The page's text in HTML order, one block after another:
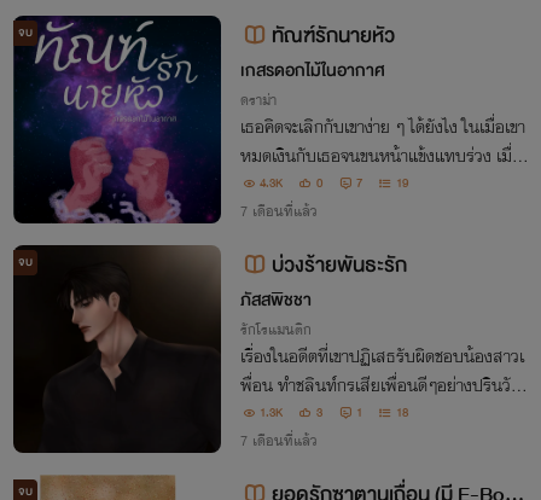
จบ ทัณฑ์รักนายหัว
เกสรดอกไม้ในอากาศ
ดราม่า
เธอคิดจะเลิกกับเขาง่าย ๆ ได้ยังไง ในเมื่อเขา
หมดเงินกับเธอจนขนหน้าแข้งแทบร่วง เมื่อเ
สียเงินเขาก็ต้องได้อะไรกลับมาบ้างสิ
4.3K 0 7 19
7 เดือนที่แล้ว
จบ บ่วงร้ายพันธะรัก
ภัสสพิชชา
รักโรแมนติก
เรื่องในอดีตที่เขาปฏิเสธรับผิดชอบน้องสาวเ
พื่อน ทำชลินท์กรเสียเพื่อนดีๆอย่างปรินวัชร์
ไปแต่ใครจะรู้เขามีความลับบางอย่าง ทุกวันเ
อาแต่คิดถึงคนเนื้อนวลที่เขาหลงไหล ได้แต่
หักห้ามใจห้ามล้ำเส้นตามที่เพื่อนขอ!
1.3K 3 1 18
7 เดือนที่แล้ว
จบ